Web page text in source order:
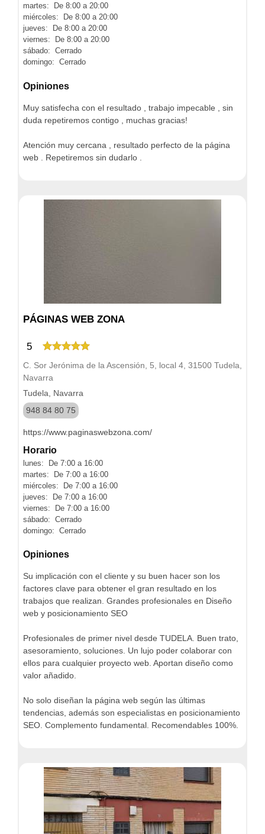
martes: De 8:00 a 20:00
miércoles: De 8:00 a 20:00
jueves: De 8:00 a 20:00
viernes: De 8:00 a 20:00
sábado: Cerrado
domingo: Cerrado
Opiniones
Muy satisfecha con el resultado , trabajo impecable , sin
duda repetiremos contigo , muchas gracias!
Atención muy cercana , resultado perfecto de la página
web . Repetiremos sin dudarlo .
PÁGINAS WEB ZONA
5
C. Sor Jerónima de la Ascensión, 5, local 4, 31500 Tudela,
Navarra
Tudela, Navarra
948 84 80 75
https://www.paginaswebzona.com/
Horario
lunes: De 7:00 a 16:00
martes: De 7:00 a 16:00
miércoles: De 7:00 a 16:00
jueves: De 7:00 a 16:00
viernes: De 7:00 a 16:00
sábado: Cerrado
domingo: Cerrado
Opiniones
Su implicación con el cliente y su buen hacer son los
factores clave para obtener el gran resultado en los
trabajos que realizan. Grandes profesionales en Diseño
web y posicionamiento SEO
Profesionales de primer nivel desde TUDELA. Buen trato,
asesoramiento, soluciones. Un lujo poder colaborar con
ellos para cualquier proyecto web. Aportan diseño como
valor añadido.
No solo diseñan la página web según las últimas
tendencias, además son especialistas en posicionamiento
SEO. Complemento fundamental. Recomendables 100%.